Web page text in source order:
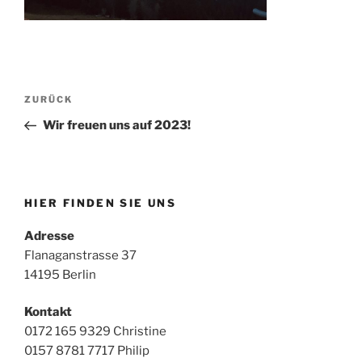
Beitragsnavigation
Vorheriger
Beitrag
ZURÜCK
Wir freuen uns auf 2023!
HIER FINDEN SIE UNS
Adresse
Flanaganstrasse 37
14195 Berlin
Kontakt
0172 165 9329 Christine
0157 8781 7717 Philip